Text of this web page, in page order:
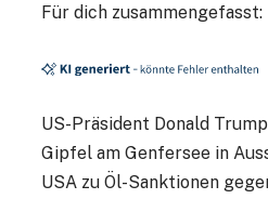
Für dich zusammengefasst:
US-Präsident Donald
Gipfel am Genfersee in
USA zu Öl-Sanktionen